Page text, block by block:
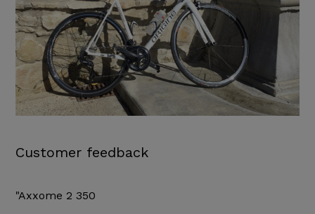
Customer feedback
"Axxome 2 350